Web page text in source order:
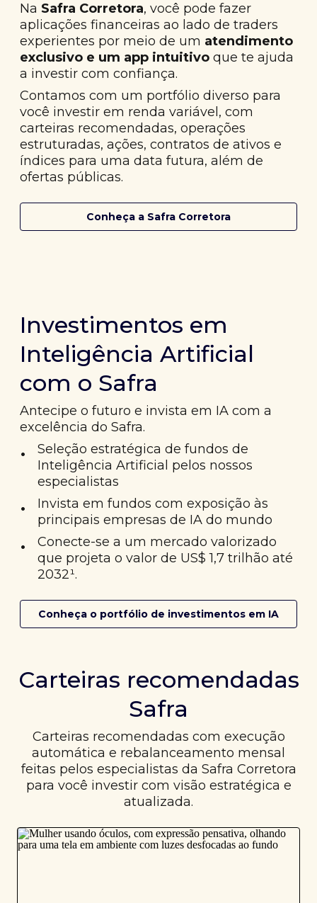
Na Safra Corretora, você pode fazer
aplicações financeiras ao lado de traders
experientes por meio de um atendimento
exclusivo e um app intuitivo que te ajuda
a investir com confiança.
Contamos com um portfólio diverso para
você investir em renda variável, com
carteiras recomendadas, operações
estruturadas, ações, contratos de ativos e
índices para uma data futura, além de
ofertas públicas.
Conheça a Safra Corretora
Investimentos em
Inteligência Artificial
com o Safra
Antecipe o futuro e invista em IA com a
excelência do Safra.
•
Seleção estratégica de fundos de
Inteligência Artificial pelos nossos
especialistas
•
Invista em fundos com exposição às
principais empresas de IA do mundo
•
Conecte-se a um mercado valorizado
que projeta o valor de US$ 1,7 trilhão até
2032¹.
Conheça o portfólio de investimentos em IA
Carteiras recomendadas
Safra
Carteiras recomendadas com execução
automática e rebalanceamento mensal
feitas pelos especialistas da Safra Corretora
para você investir com visão estratégica e
atualizada.